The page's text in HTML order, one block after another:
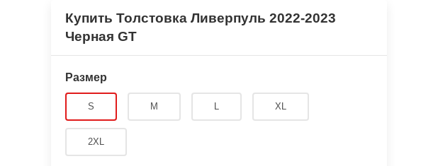
Купить Толстовка Ливерпуль 2022-2023
Черная GT
Размер
S M L XL
2XL